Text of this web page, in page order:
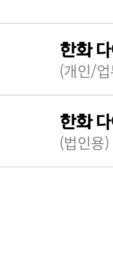
한화다
(개인/
한화다
(법인용)